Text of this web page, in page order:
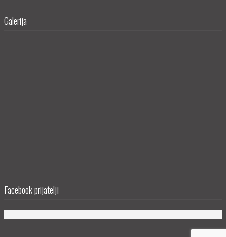
Galerija
Facebook prijatelji